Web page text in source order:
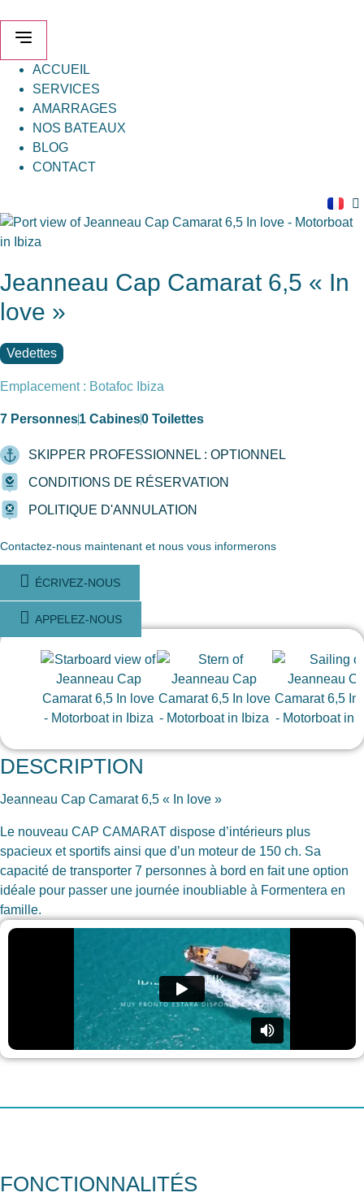
contenu
ACCUEIL
SERVICES
AMARRAGES
NOS BATEAUX
BLOG
CONTACT
Jeanneau Cap Camarat 6,5 « In
love »
Vedettes
Emplacement : Botafoc Ibiza
7 Personnes1 Cabines0 Toilettes
SKIPPER PROFESSIONNEL : OPTIONNEL
CONDITIONS DE RÉSERVATION
POLITIQUE D'ANNULATION
Contactez-nous maintenant et nous vous informerons
ÉCRIVEZ-NOUS
APPELEZ-NOUS
DESCRIPTION
Jeanneau Cap Camarat 6,5 « In love »
Le nouveau CAP CAMARAT dispose d’intérieurs plus
spacieux et sportifs ainsi que d’un moteur de 150 ch. Sa
capacité de transporter 7 personnes à bord en fait une option
idéale pour passer une journée inoubliable à Formentera en
famille.
FONCTIONNALITÉS